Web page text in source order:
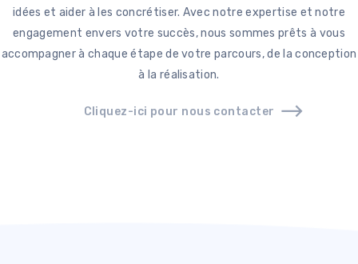
idées et aider à les concrétiser. Avec notre expertise et notre
engagement envers votre succès, nous sommes prêts à vous
accompagner à chaque étape de votre parcours, de la conception
à la réalisation.
Cliquez-ici pour nous contacter